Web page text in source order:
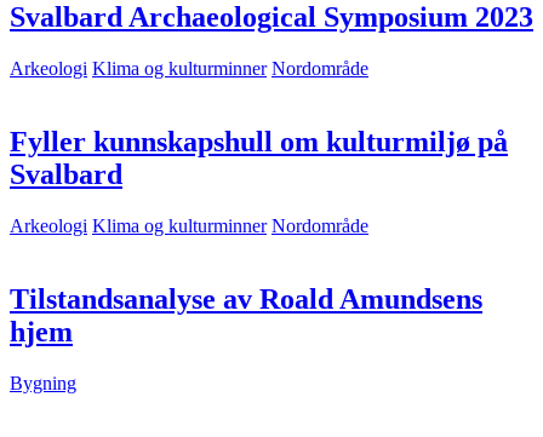
Svalbard Archaeological Symposium 2023
Arkeologi Klima og kulturminner Nordområde
Fyller kunnskapshull om kulturmiljø på
Svalbard
Arkeologi Klima og kulturminner Nordområde
Tilstandsanalyse av Roald Amundsens
hjem
Bygning